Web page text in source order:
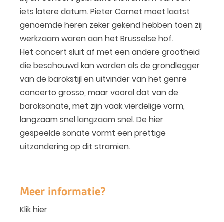
iets latere datum. Pieter Cornet moet laatst
genoemde heren zeker gekend hebben toen zij
werkzaam waren aan het Brusselse hof.
Het concert sluit af met een andere grootheid
die beschouwd kan worden als de grondlegger
van de barokstijl en uitvinder van het genre
concerto grosso, maar vooral dat van de
baroksonate, met zijn vaak vierdelige vorm,
langzaam snel langzaam snel. De hier
gespeelde sonate vormt een prettige
uitzondering op dit stramien.
Meer informatie?
Klik hier